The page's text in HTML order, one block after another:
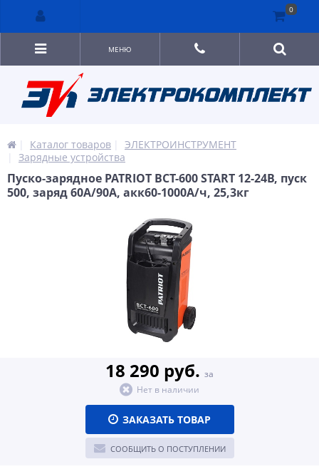
МЕНЮ
Каталог товаров
ЭЛЕКТРОИНСТРУМЕНТ
Зарядные устройства
Пуско-зарядное PATRIOT BCT-600 START 12-24В, пуск
500, заряд 60А/90А, акк60-1000А/ч, 25,3кг
18 290 руб. за
Нет в наличии
ЗАКАЗАТЬ ТОВАР
СООБЩИТЬ О ПОСТУПЛЕНИИ
0